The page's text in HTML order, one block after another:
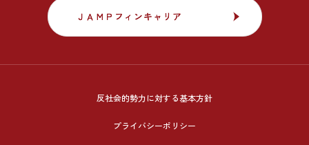
ＪＡＭＰフィンキャリア
ＪＡＭＰフィンキャリア
反社会的勢力に対する基本方針
プライバシーポリシー